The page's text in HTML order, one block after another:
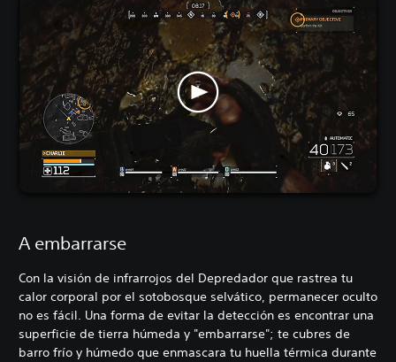
A embarrarse
Con la visión de infrarrojos del Depredador que rastrea tu
calor corporal por el sotobosque selvático, permanecer oculto
no es fácil. Una forma de evitar la detección es encontrar una
superficie de tierra húmeda y "embarrarse"; te cubres de
barro frío y húmedo que enmascara tu huella térmica durante